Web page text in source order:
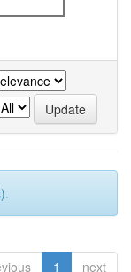
1 next